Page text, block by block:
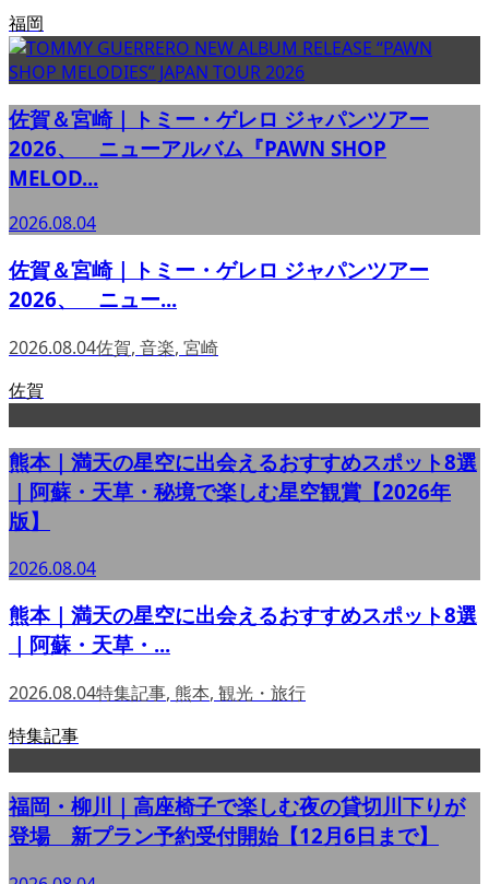
福岡
佐賀＆宮崎｜トミー・ゲレロ ジャパンツアー
2026、 ニューアルバム『PAWN SHOP
MELOD...
2026.08.04
佐賀＆宮崎｜トミー・ゲレロ ジャパンツアー
2026、 ニュー...
2026.08.04佐賀, 音楽, 宮崎
佐賀
熊本｜満天の星空に出会えるおすすめスポット8選
｜阿蘇・天草・秘境で楽しむ星空観賞【2026年
版】
2026.08.04
熊本｜満天の星空に出会えるおすすめスポット8選
｜阿蘇・天草・...
2026.08.04特集記事, 熊本, 観光・旅行
特集記事
福岡・柳川｜高座椅子で楽しむ夜の貸切川下りが
登場 新プラン予約受付開始【12月6日まで】